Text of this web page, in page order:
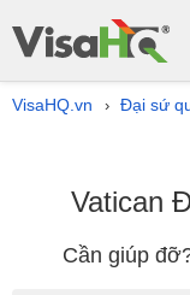
VisaHQ.vn › Đại sứ
Vatican
Cần giúp